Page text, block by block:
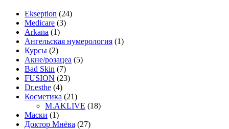
Ekseption (24)
Medicare (3)
Arkana (1)
Ангельская нумерология (1)
Курсы (2)
Акне/розацеа (5)
Bad Skin (7)
FUSION (23)
Dr.esthe (4)
Косметика (21)
M.AKLIVE (18)
Маски (1)
Доктор Мнёва (27)